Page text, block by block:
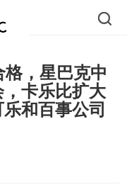
，星巴克中
卡乐比扩大
和百事公司